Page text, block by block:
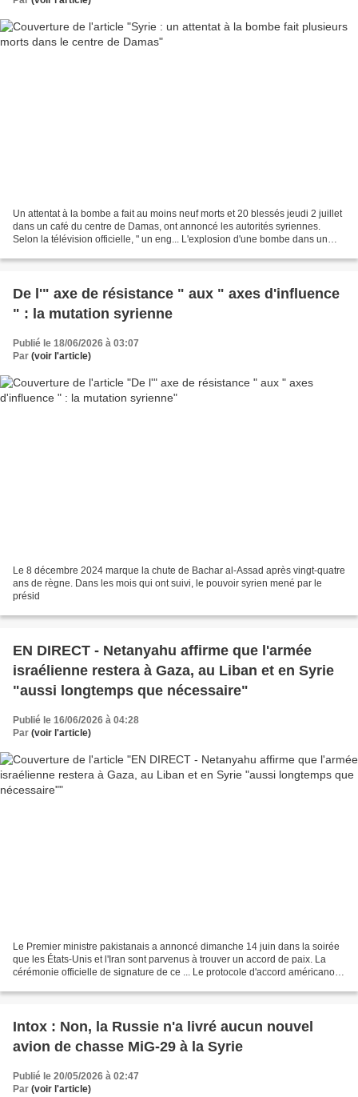
Un attentat à la bombe a fait au moins neuf morts et 20 blessés jeudi 2 juillet
dans un café du centre de Damas, ont annoncé les autorités syriennes.
Selon la télévision officielle, " un eng... L'explosion d'une bombe dans un
De l'" axe de résistance " aux " axes d'influence
" : la mutation syrienne
Publié le 18/06/2026 à 03:07
Par (voir l'article)
Le 8 décembre 2024 marque la chute de Bachar al-Assad après vingt-quatre
ans de règne. Dans les mois qui ont suivi, le pouvoir syrien mené par le
présid
EN DIRECT - Netanyahu affirme que l'armée
israélienne restera à Gaza, au Liban et en Syrie
"aussi longtemps que nécessaire"
Publié le 16/06/2026 à 04:28
Par (voir l'article)
Le Premier ministre pakistanais a annoncé dimanche 14 juin dans la soirée
que les États-Unis et l'Iran sont parvenus à trouver un accord de paix. La
cérémonie officielle de signature de ce ... Le protocole d'accord américano-
Intox : Non, la Russie n'a livré aucun nouvel
avion de chasse MiG-29 à la Syrie
Publié le 20/05/2026 à 02:47
Par (voir l'article)